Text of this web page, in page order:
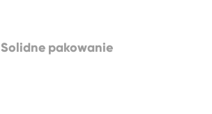
Solidne pakowanie